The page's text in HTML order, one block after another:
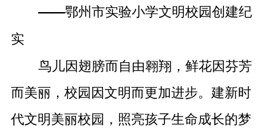
——鄂州市实验小学文明校园创建纪
实
鸟儿因翅膀而自由翱翔，鲜花因芬芳
而美丽，校园因文明而更加进步。建新时
代文明美丽校园，照亮孩子生命成长的梦